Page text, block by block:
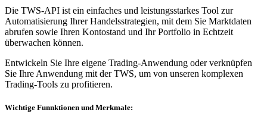
Die TWS-API ist ein einfaches und leistungsstarkes Tool zur
Automatisierung Ihrer Handelsstrategien, mit dem Sie Marktdaten
abrufen sowie Ihren Kontostand und Ihr Portfolio in Echtzeit
überwachen können.
Entwickeln Sie Ihre eigene Trading-Anwendung oder verknüpfen
Sie Ihre Anwendung mit der TWS, um von unseren komplexen
Trading-Tools zu profitieren.
Wichtige Funnktionen und Merkmale: